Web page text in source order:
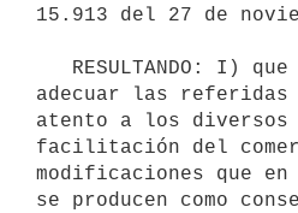
15.913 del 27 de
adecuar las referidas
atento a los diversos
facilitación del
modificaciones que en
se producen como